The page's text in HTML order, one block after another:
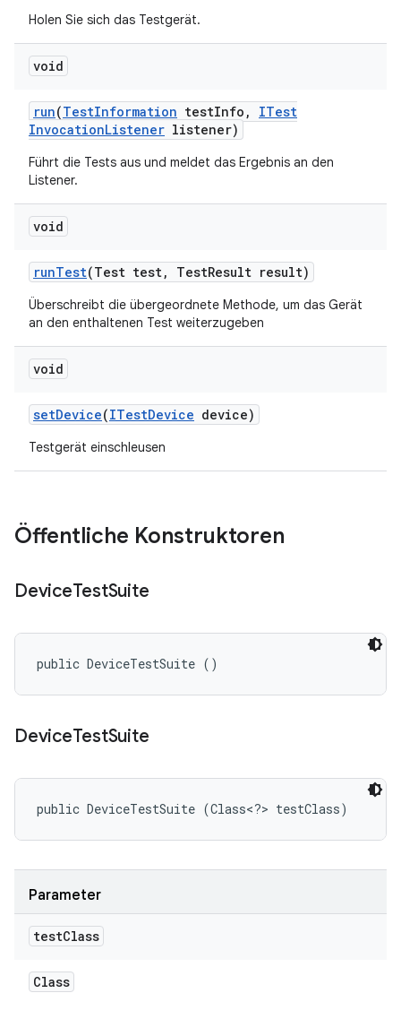
Holen Sie sich das Testgerät.
void
run(TestInformation testInfo ,
ITest
InvocationListener listener)
Führt die Tests aus und meldet das Ergebnis an den
Listener.
void
runTest(Test test, TestResult result)
Überschreibt die übergeordnete Methode, um das Gerät
an den enthaltenen Test weiterzugeben
void
setDevice(ITestDevice device)
Testgerät einschleusen
Öffentliche Konstruktoren
DeviceTestSuite
public DeviceTestSuite ()
DeviceTestSuite
public DeviceTestSuite (Class<?> testClass)
Parameter
testClass
Class